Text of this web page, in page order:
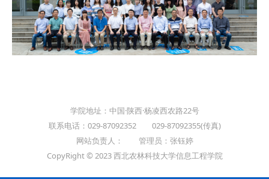
学院地址：中国·陕西·杨凌西农路22号
联系电话：029-87092352 029-87092355(传真)
网站负责人： 管理员：张钰婷
CopyRight © 2023 西北农林科技大学信息工程学院